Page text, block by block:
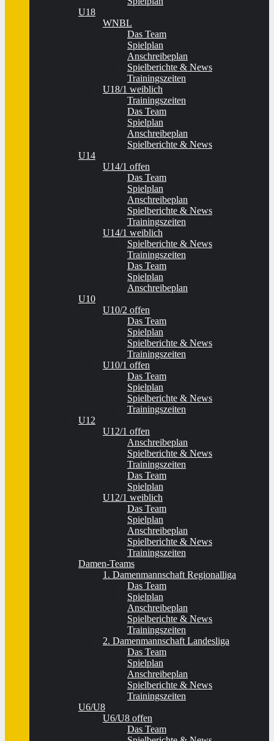
U18
WNBL
Das Team
Spielplan
Anschreibeplan
Spielberichte & News
Trainingszeiten
U18/1 weiblich
Trainingszeiten
Das Team
Spielplan
Anschreibeplan
Spielberichte & News
U14
U14/1 offen
Das Team
Spielplan
Anschreibeplan
Spielberichte & News
Trainingszeiten
U14/1 weiblich
Spielberichte & News
Trainingszeiten
Das Team
Spielplan
Anschreibeplan
U10
U10/2 offen
Das Team
Spielplan
Spielberichte & News
Trainingszeiten
U10/1 offen
Das Team
Spielplan
Spielberichte & News
Trainingszeiten
U12
U12/1 offen
Anschreibeplan
Spielberichte & News
Trainingszeiten
Das Team
Spielplan
U12/1 weiblich
Das Team
Spielplan
Anschreibeplan
Spielberichte & News
Trainingszeiten
Damen-Teams
1. Damenmannschaft Regionalliga
Das Team
Spielplan
Anschreibeplan
Spielberichte & News
Trainingszeiten
2. Damenmannschaft Landesliga
Das Team
Spielplan
Anschreibeplan
Spielberichte & News
Trainingszeiten
U6/U8
U6/U8 offen
Das Team